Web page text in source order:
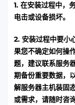
1. 在安装过程中，
电击或设备损坏。
2. 安装过程中要小
果您不确定如何操
题，建议联系服务
期备份重要数据，
解服务器主机装固
或需求，请随时咨